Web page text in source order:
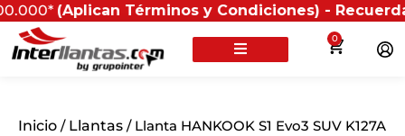
(Aplican Términos y Condiciones) - Recuerda
0
Inicio / Llantas / Llanta HANKOOK S1 Evo3 SUV K127A